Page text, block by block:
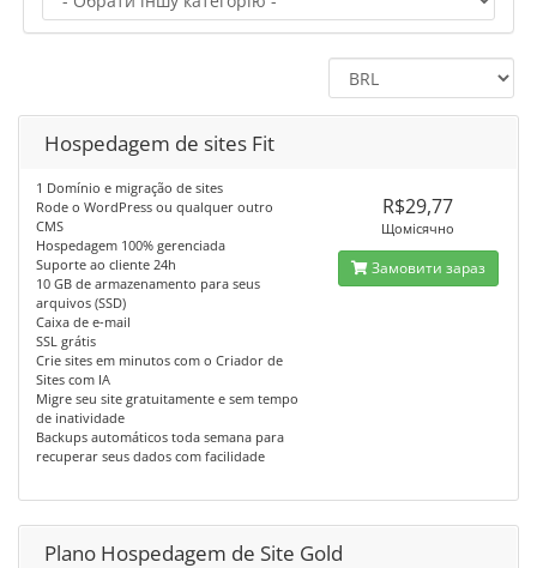
Hospedagem de sites Fit
1 Domínio e migração de sites
Rode o WordPress ou qualquer outro
CMS
Hospedagem 100% gerenciada
Suporte ao cliente 24h
10 GB de armazenamento para seus
arquivos (SSD)
Caixa de e-mail
SSL grátis
Crie sites em minutos com o Criador de
Sites com IA
Migre seu site gratuitamente e sem tempo
de inatividade
Backups automáticos toda semana para
recuperar seus dados com facilidade
R$29,77
Щомісячно
Замовити зараз
Plano Hospedagem de Site Gold